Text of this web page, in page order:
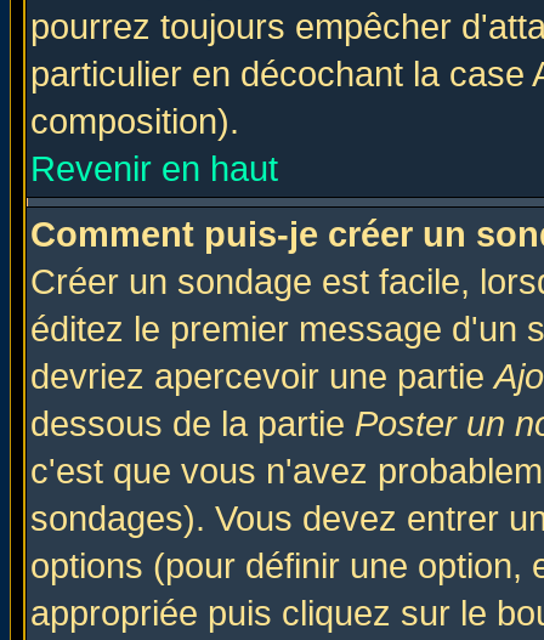
pourrez toujours empêcher
particulier en décochant la
composition).
Revenir en haut
Comment puis-je créer un
Créer un sondage est facile,
éditez le premier message d'un
devriez apercevoir une partie
dessous de la partie Poster un
c'est que vous n'avez
sondages). Vous devez entrer
options (pour définir une option,
appropriée puis cliquez sur le